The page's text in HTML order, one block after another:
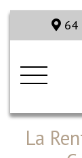
64
La